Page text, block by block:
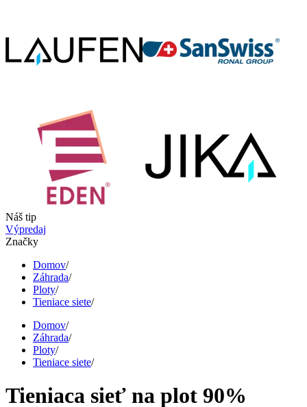
Náš tip
Výpredaj
Značky
Domov/
Záhrada/
Ploty/
Tieniace siete/
Domov/
Záhrada/
Ploty/
Tieniace siete/
Tieniaca sieť na plot 90%